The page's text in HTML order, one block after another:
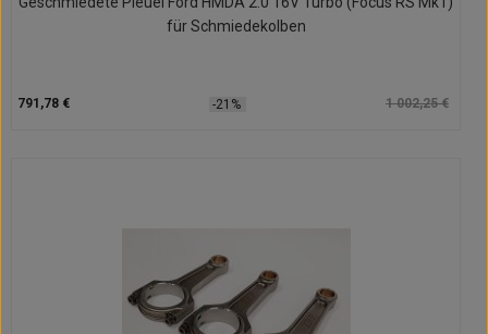
für Schmiedekolben
791,78 € -21% 1 002,25 €